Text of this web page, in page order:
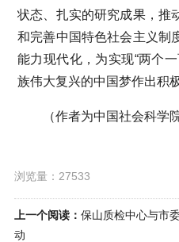
状态、扎实的研究成果，推
和完善中国特色社会主义制
能力现代化，为实现“两个
族伟大复兴的中国梦作出积
（作者为中国社会科学院
浏览量：27533
上一个阅读： 保山质检中心与市
动